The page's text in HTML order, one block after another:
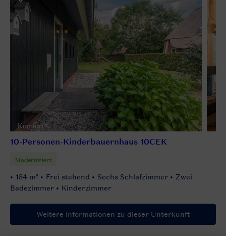
Komfort+
10-Personen-Kinderbauernhaus 10CEK
Modernisiert
184 m²
Frei stehend Sechs Schlafzimmer
Zwei
Badezimmer
Kinderzimmer
Weitere Informationen zu dieser Unterkunft